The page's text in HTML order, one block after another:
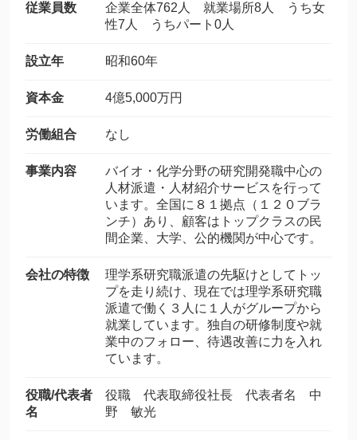
従業員数
企業全体762人 就業場所8人 うち女
性7人 うちパート0人
設立年 昭和60年
資本金 4億5,000万円
労働組合 なし
事業内容
バイオ・化学分野の研究開発職中心の
人材派遣・人材紹介サービスを行って
います。全国に８１拠点（１２０ブラ
ンチ）あり、顧客はトップクラスの民
間企業、大学、公的機関が中心です。
会社の特徴
理学系研究職派遣の先駆けとしてトッ
プを走り続け、現在では理学系研究職
派遣で働く３人に１人がグループから
就業しています。独自の研修制度や就
業中のフォロー、待遇改善に力を入れ
ています。
役職/代表者
名
役職 代表取締役社長 代表者名 中
野 敏光